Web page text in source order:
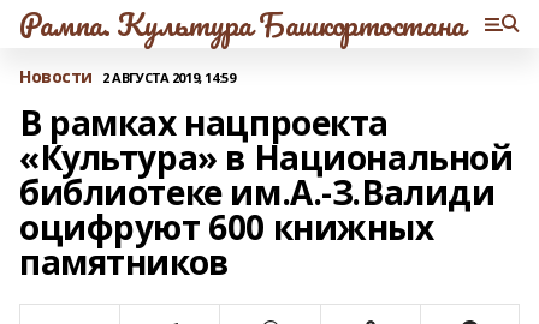
Рампа. Культура Башкортостана
Новости 2 АВГУСТА 2019, 14:59
В рамках нацпроекта
«Культура» в Национальной
библиотеке им.А.-З.Валиди
оцифруют 600 книжных
памятников